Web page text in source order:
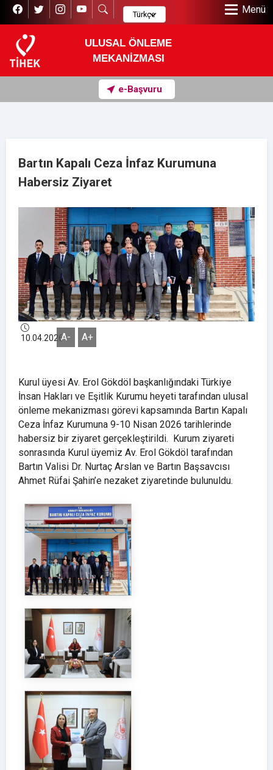
ULUSAL ÖNLEME
MEKANİZMASI
Menü
e-Başvuru
Bartın Kapalı Ceza İnfaz Kurumuna
Habersiz Ziyaret
10.04.2026A- A+
Kurul üyesi Av. Erol Gökdöl başkanlığındaki Türkiye
İnsan Hakları ve Eşitlik Kurumu heyeti tarafından ulusal
önleme mekanizması görevi kapsamında Bartın Kapalı
Ceza İnfaz Kurumuna 9-10 Nisan 2026 tarihlerinde
habersiz bir ziyaret gerçekleştirildi. Kurum ziyareti
sonrasında Kurul üyemiz Av. Erol Gökdöl tarafından
Bartın Valisi Dr. Nurtaç Arslan ve Bartın Başsavcısı
Ahmet Rüfai Şahin’e nezaket ziyaretinde bulunuldu.